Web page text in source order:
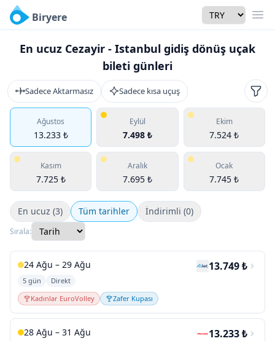
Biryere Currency
En ucuz Cezayir - Istanbul gidiş dönüş uçak
bileti günleri
Sadece Aktarmasız Sadece kısa uçuş
Ağustos
13.233 ₺
Eylül
7.498 ₺
Ekim
7.524 ₺
Kasım
7.725 ₺
Aralık
7.695 ₺
Ocak
7.745 ₺
En ucuz (3) Tüm tarihler İndirimli (0)
Sırala:
24 Ağu – 29 Ağu
5 gün
Direkt
Kadınlar EuroVolley
Zafer Kupası
13.749 ₺
28 Ağu – 31 Ağu 13.233 ₺